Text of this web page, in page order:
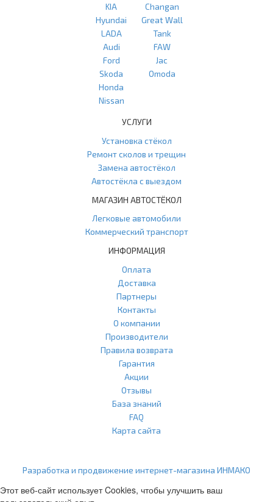
KIA
Hyundai
LADA
Audi
Ford
Skoda
Honda
Nissan
Changan
Great Wall
Tank
FAW
Jac
Omoda
УСЛУГИ
Установка стёкол
Ремонт сколов и трещин
Замена автостёкол
Автостёкла с выездом
МАГАЗИН АВТОСТЁКОЛ
Легковые автомобили
Коммерческий транспорт
ИНФОРМАЦИЯ
Оплата
Доставка
Партнеры
Контакты
О компании
Производители
Правила возврата
Гарантия
Акции
Отзывы
База знаний
FAQ
Карта сайта
Разработка и продвижение интернет-магазина ИНМАКО
Этот веб-сайт использует Cookies, чтобы улучшить ваш